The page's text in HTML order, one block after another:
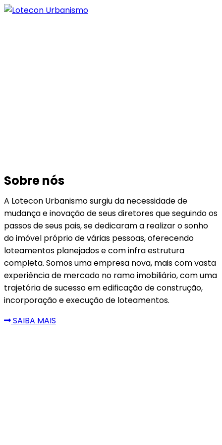
Sobre nós
A Lotecon Urbanismo surgiu da necessidade de
mudança e inovação de seus diretores que seguindo os
passos de seus pais, se dedicaram a realizar o sonho
do imóvel próprio de várias pessoas, oferecendo
loteamentos planejados e com infra estrutura
completa. Somos uma empresa nova, mais com vasta
experiência de mercado no ramo imobiliário, com uma
trajetória de sucesso em edificação de construção,
incorporação e execução de loteamentos.
SAIBA MAIS